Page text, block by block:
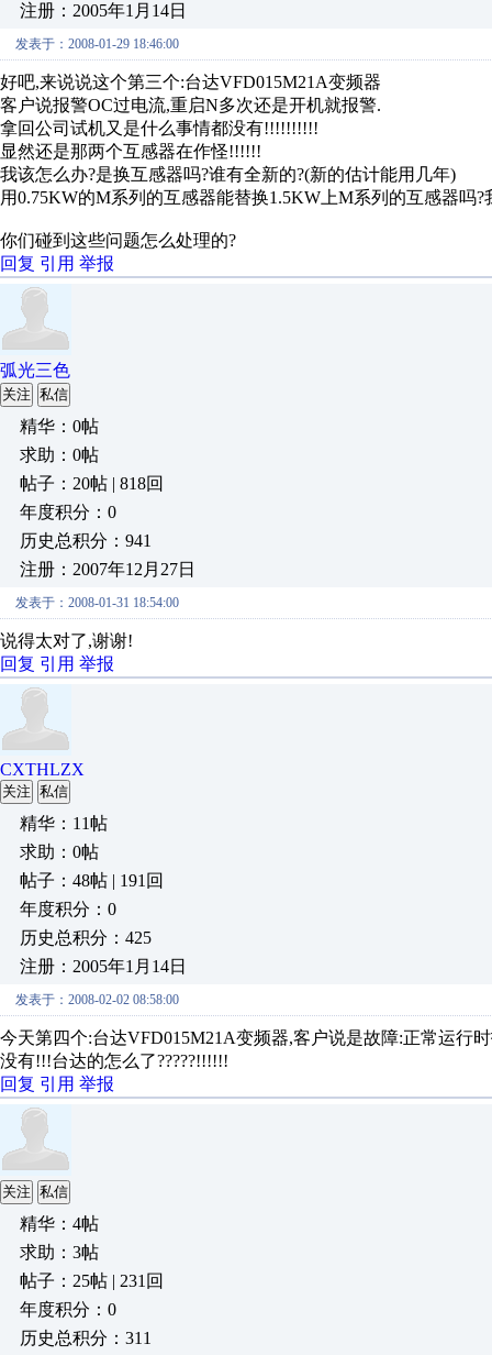
注册：2005年1月14日
发表于：2008-01-29 18:46:00
好吧,来说说这个第三个:台达VFD015M21A变频器
客户说报警OC过电流,重启N多次还是开机就报警.
拿回公司试机又是什么事情都没有!!!!!!!!!!
显然还是那两个互感器在作怪!!!!!!
我该怎么办?是换互感器吗?谁有全新的?(新的估计能用几年)
用0.75KW的M系列的互感器能替换1.5KW上M系列的互感器吗
你们碰到这些问题怎么处理的?
回复 引用 举报
弧光三色
关注 私信
精华：0帖
求助：0帖
帖子：20帖 | 818回
年度积分：0
历史总积分：941
注册：2007年12月27日
发表于：2008-01-31 18:54:00
说得太对了,谢谢!
回复 引用 举报
CXTHLZX
关注 私信
精华：11帖
求助：0帖
帖子：48帖 | 191回
年度积分：0
历史总积分：425
注册：2005年1月14日
发表于：2008-02-02 08:58:00
今天第四个:台达VFD015M21A变频器,客户说是故障:正常运行
没有!!!台达的怎么了?????!!!!!!
回复 引用 举报
关注 私信
精华：4帖
求助：3帖
帖子：25帖 | 231回
年度积分：0
历史总积分：311